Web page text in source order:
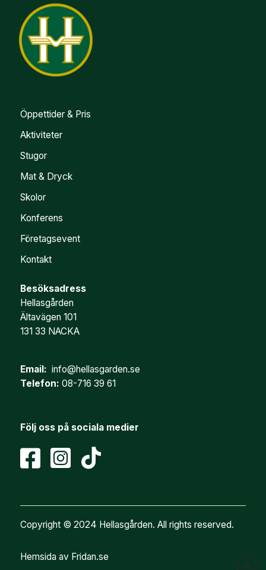
Öppettider & Pris
Aktiviteter
Stugor
Mat & Dryck
Skolor
Konferens
Företagsevent
Kontakt
Besöksadress
Hellasgården
Ältavägen 101
131 33 NACKA
Email: info@hellasgarden.se
Telefon: 08-716 39 61
Följ oss på sociala medier
Copyright © 2024 Hellasgården. All rights reserved.
Hemsida av Fridan.se